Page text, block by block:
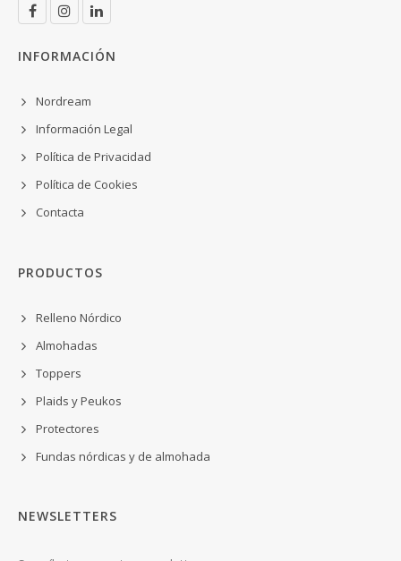
INFORMACIÓN
Nordream
Información Legal
Política de Privacidad
Política de Cookies
Contacta
PRODUCTOS
Relleno Nórdico
Almohadas
Toppers
Plaids y Peukos
Protectores
Fundas nórdicas y de almohada
NEWSLETTERS